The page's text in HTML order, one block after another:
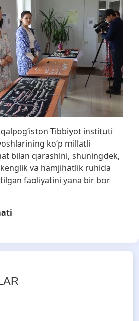
Tibbiyot instituti
ko‘p millatli
bilan qarashini, shuningdek,
va hamjihatlik ruhida
faoliyatini yana bir bor